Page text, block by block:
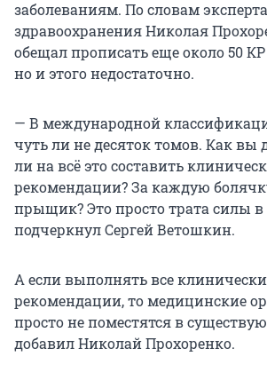
заболеваниям. По словам
здравоохранения Николая
обещал прописать еще около 50
но и этого недостаточно.
— В международной
чуть ли не десяток томов. Как вы
ли на всё это составить
рекомендации? За каждую
прыщик? Это просто трата силы
подчеркнул Сергей Ветошкин.
А если выполнять все
рекомендации, то медицинские
просто не поместятся в
добавил Николай Прохоренко.